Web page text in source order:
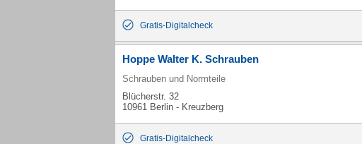
Gratis-Digitalcheck
Hoppe Walter K. Schrauben
Schrauben und Normteile
Blücherstr. 32
10961 Berlin - Kreuzberg
Gratis-Digitalcheck